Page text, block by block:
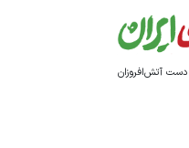
دست آتش‌افروزان